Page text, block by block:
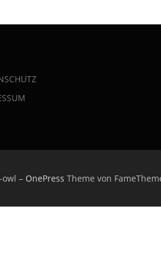
– OnePress Theme von